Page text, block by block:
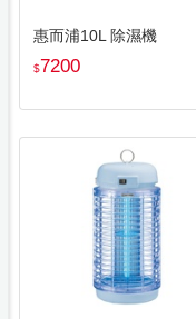
惠而浦10L 除濕機
$7200